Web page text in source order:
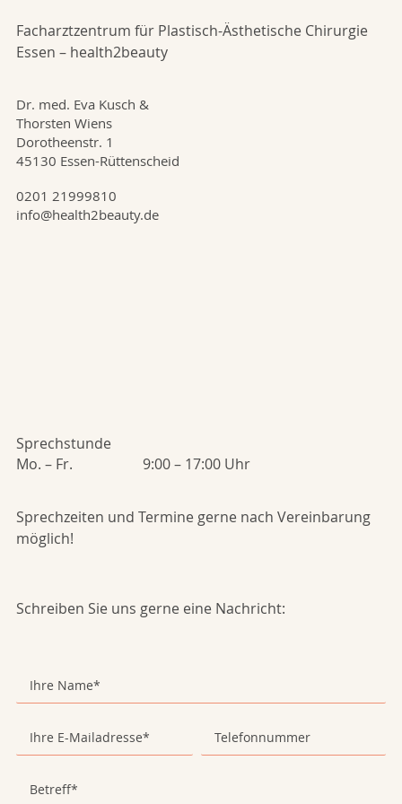
Facharztzentrum für Plastisch-Ästhetische Chirurgie
Essen – health2beauty
Dr. med. Eva Kusch &
Thorsten Wiens
Dorotheenstr. 1
45130 Essen-Rüttenscheid
0201 21999810
info@health2beauty.de
Sprechstunde
Mo. – Fr.
9:00 – 17:00 Uhr
Sprechzeiten und Termine gerne nach Vereinbarung
möglich!
Schreiben Sie uns gerne eine Nachricht: